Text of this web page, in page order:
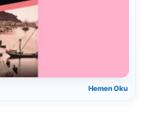
Hemen Oku